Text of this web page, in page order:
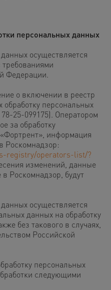
персональных данных
осуществляется
требованиями
Федерации.
о включении в реестр
персональных
25-099175). Оператором
за обработку
информация
Роскомнадзор:
registry/operators-list/?
изменений, данные
Роскомнадзор, будут
осуществляется
данных на обработку
без такового в случаях,
Российской
персональных
следующими